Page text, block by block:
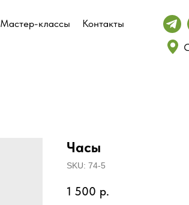
Мастер-классы Контакты
Мастер-классы Контакты
Часы
SKU: 74-5
1 500 р.